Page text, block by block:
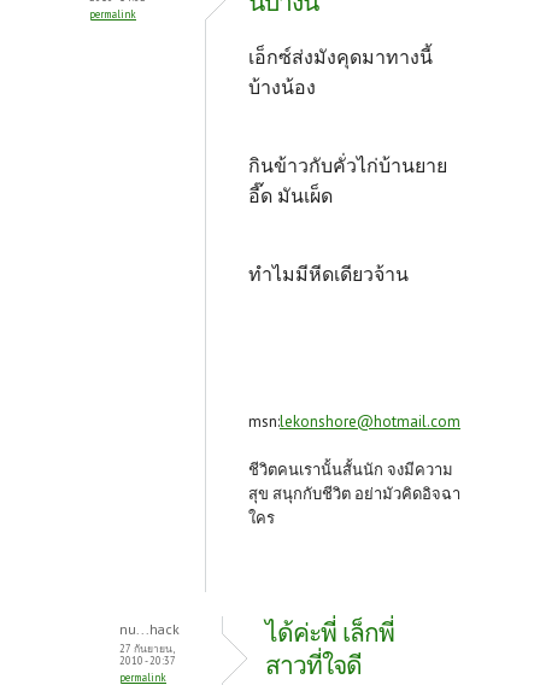
permalink
เอ็กซ์ส่งมังคุดมาทางนี้
บ้างน้อง
กินข้าวกับคั่วไก่บ้านยาย
อี๊ด มันเผ็ด
ทำไมมีหีดเดียวจ้าน
msn:lekonshore@hotmail.com
ชีวิตคนเรานั้นสั้นนัก จงมีความ
สุข สนุกกับชีวิต อย่ามัวคิดอิจฉา
ใคร
nu...hack
27 กันยายน,
2010 - 20:37
permalink
ได้ค่ะพี่ เล็กพี่
สาวที่ใจดี